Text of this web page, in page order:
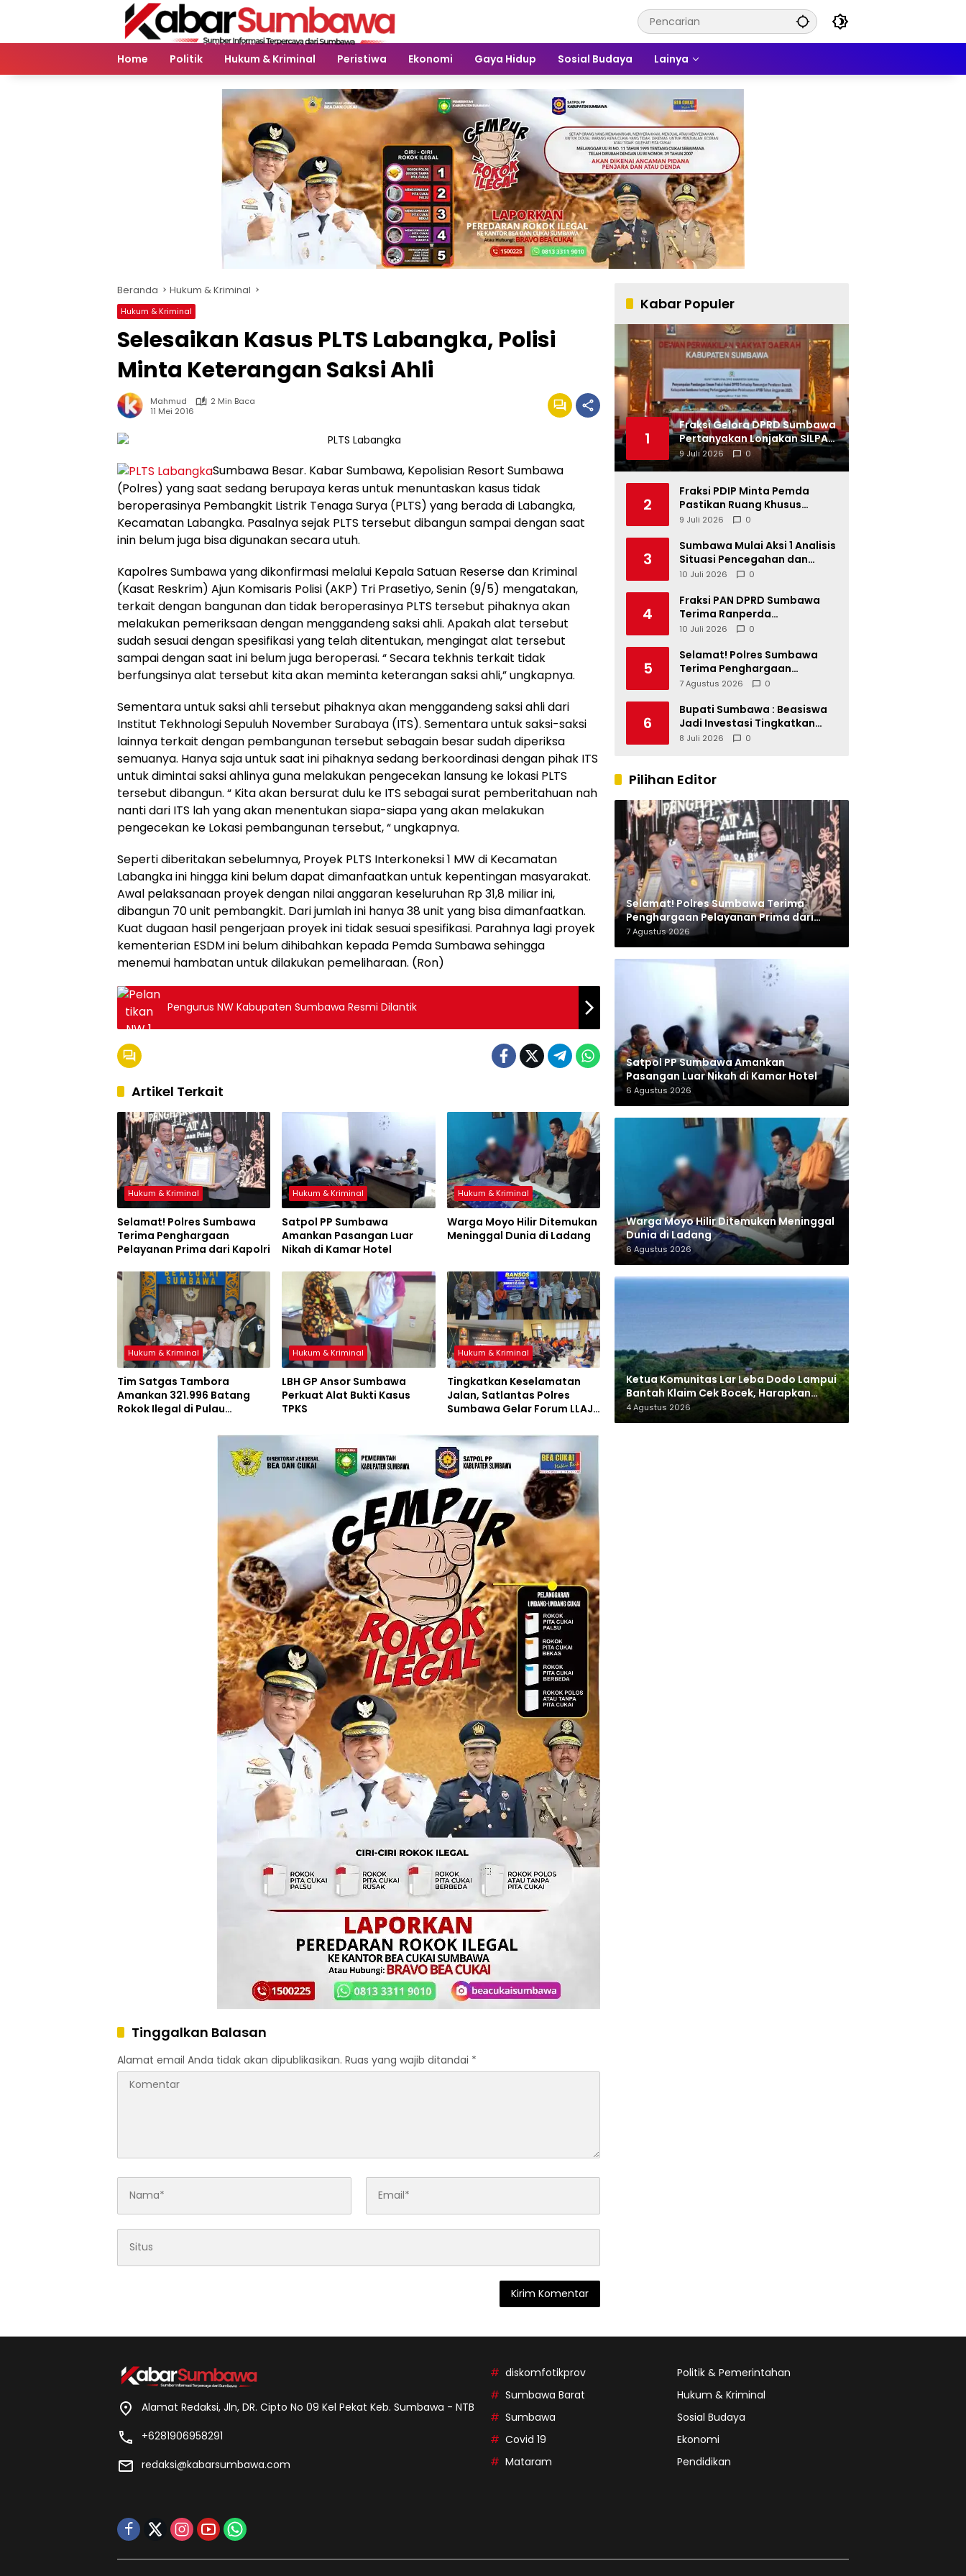
Home
Politik Hukum & Kriminal Peristiwa Ekonomi Gaya Hidup Sosial Budaya Lainya
Beranda Hukum & Kriminal
Hukum & Kriminal
Selesaikan Kasus PLTS Labangka, Polisi
Minta Keterangan Saksi Ahli
Mahmud
2 Min Baca
11 Mei 2016
Sumbawa Besar. Kabar Sumbawa, Kepolisian Resort Sumbawa
(Polres) yang saat sedang berupaya keras untuk menuntaskan kasus tidak
beroperasinya Pembangkit Listrik Tenaga Surya (PLTS) yang berada di Labangka,
Kecamatan Labangka. Pasalnya sejak PLTS tersebut dibangun sampai dengan saat
inin belum juga bisa digunakan secara utuh.
Kapolres Sumbawa yang dikonfirmasi melalui Kepala Satuan Reserse dan Kriminal
(Kasat Reskrim) Ajun Komisaris Polisi (AKP) Tri Prasetiyo, Senin (9/5) mengatakan,
terkait dengan bangunan dan tidak beroperasinya PLTS tersebut pihaknya akan
melakukan pemeriksaan dengan menggandeng saksi ahli. Apakah alat tersebut
sudah sesuai dengan spesifikasi yang telah ditentukan, mengingat alat tersebut
sampai dengan saat ini belum juga beroperasi. “ Secara tekhnis terkait tidak
berfungsinya alat tersebut kita akan meminta keterangan saksi ahli,” ungkapnya.
Sementara untuk saksi ahli tersebut pihaknya akan menggandeng saksi ahli dari
Institut Tekhnologi Sepuluh November Surabaya (ITS). Sementara untuk saksi-saksi
lainnya terkait dengan pembangunan tersebut sebagain besar sudah diperiksa
semuanya. Hanya saja untuk saat ini pihaknya sedang berkoordinasi dengan pihak ITS
untuk dimintai saksi ahlinya guna melakukan pengecekan lansung ke lokasi PLTS
tersebut dibangun. “ Kita akan bersurat dulu ke ITS sebagai surat pemberitahuan nah
nanti dari ITS lah yang akan menentukan siapa-siapa yang akan melakukan
pengecekan ke Lokasi pembangunan tersebut, “ ungkapnya.
Seperti diberitakan sebelumnya, Proyek PLTS Interkoneksi 1 MW di Kecamatan
Labangka ini hingga kini belum dapat dimanfaatkan untuk kepentingan masyarakat.
Awal pelaksanaan proyek dengan nilai anggaran keseluruhan Rp 31,8 miliar ini,
dibangun 70 unit pembangkit. Dari jumlah ini hanya 38 unit yang bisa dimanfaatkan.
Kuat dugaan hasil pengerjaan proyek ini tidak sesuai spesifikasi. Parahnya lagi proyek
kementerian ESDM ini belum dihibahkan kepada Pemda Sumbawa sehingga
menemui hambatan untuk dilakukan pemeliharaan. (Ron)
Pengurus NW Kabupaten Sumbawa Resmi Dilantik
Artikel Terkait
Hukum & Kriminal
Selamat! Polres Sumbawa
Terima Penghargaan
Pelayanan Prima dari Kapolri
Hukum & Kriminal
Satpol PP Sumbawa
Amankan Pasangan Luar
Nikah di Kamar Hotel
Hukum & Kriminal
Warga Moyo Hilir Ditemukan
Meninggal Dunia di Ladang
Hukum & Kriminal
Tim Satgas Tambora
Amankan 321.996 Batang
Rokok Ilegal di Pulau
Hukum & Kriminal
LBH GP Ansor Sumbawa
Perkuat Alat Bukti Kasus
TPKS
Hukum & Kriminal
Tingkatkan Keselamatan
Jalan, Satlantas Polres
Sumbawa Gelar Forum LLAJ,
Bagikan Bansos
Tinggalkan Balasan
Alamat email Anda tidak akan dipublikasikan. Ruas yang wajib ditandai *
Kabar Populer
1
Fraksi Gelora DPRD Sumbawa
Pertanyakan Lonjakan SILPA
Tahun 2025
9 Juli 2026 0
2
Fraksi PDIP Minta Pemda
Pastikan Ruang Khusus
Produk UMKM Lokal di Ritel
9 Juli 2026 0
3
Sumbawa Mulai Aksi 1 Analisis
Situasi Pencegahan dan
Percepatan Penurunan
10 Juli 2026 0
4
Fraksi PAN DPRD Sumbawa
Terima Ranperda
Pertanggungjawaban APBD
Miliar dan Kinerja OPD
10 Juli 2026 0
5
Selamat! Polres Sumbawa
Terima Penghargaan
Pelayanan Prima dari Kapolri
7 Agustus 2026 0
6
Bupati Sumbawa : Beasiswa
Jadi Investasi Tingkatkan
Kualitas SDM
8 Juli 2026 0
Pilihan Editor
Selamat! Polres Sumbawa Terima
Penghargaan Pelayanan Prima dari
Kapolri
7 Agustus 2026
Satpol PP Sumbawa Amankan
Pasangan Luar Nikah di Kamar Hotel
6 Agustus 2026
Warga Moyo Hilir Ditemukan Meninggal
Dunia di Ladang
6 Agustus 2026
Ketua Komunitas Lar Leba Dodo Lampui
Bantah Klaim Cek Bocek, Harapkan
AMMAN Beri Akses ke Makam Leluhur
4 Agustus 2026
Alamat Redaksi, Jln, DR. Cipto No 09 Kel Pekat Keb. Sumbawa - NTB
+6281906958291
redaksi@kabarsumbawa.com
diskomfotikprov
Sumbawa Barat
Sumbawa
Covid 19
Mataram
Politik & Pemerintahan
Hukum & Kriminal
Sosial Budaya
Ekonomi
Pendidikan